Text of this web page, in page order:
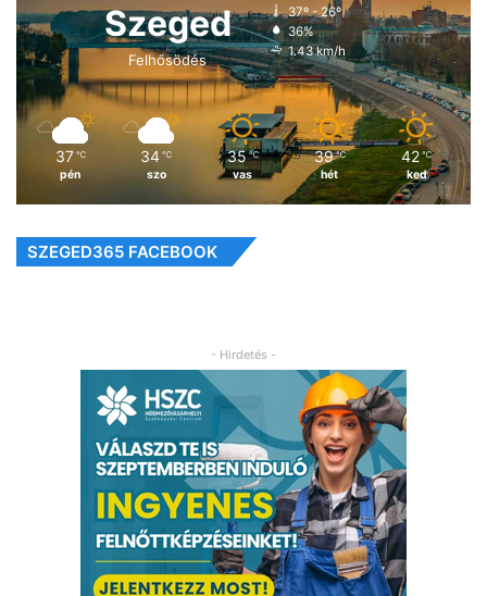
Szeged
Felhősödés
37º - 26º
36%
1.43 km/h
37 ℃
pén
34 ℃
szo
35 ℃
vas
39 ℃
hét
42 ℃
ked
SZEGED365 FACEBOOK
- Hirdetés -